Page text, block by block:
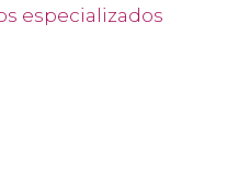
especializados